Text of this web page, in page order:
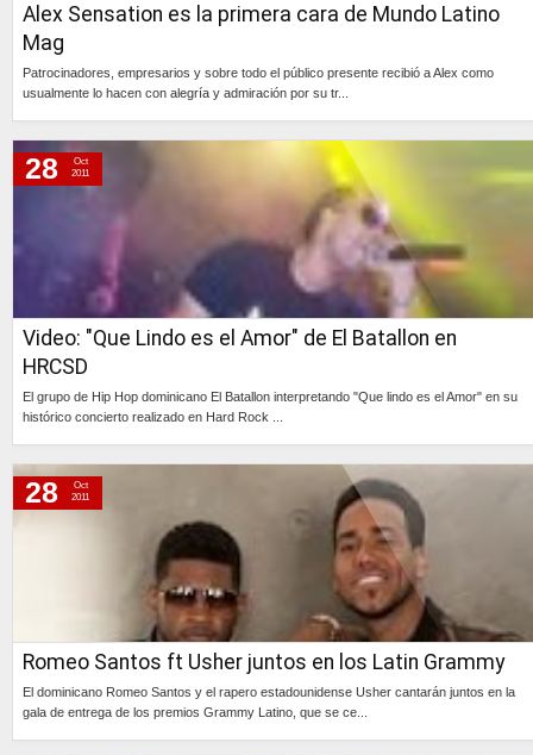
Alex Sensation es la primera cara de Mundo Latino
Mag
Patrocinadores, empresarios y sobre todo el público presente recibió a Alex como
usualmente lo hacen con alegría y admiración por su tr...
Video: "Que Lindo es el Amor" de El Batallon en
HRCSD
El grupo de Hip Hop dominicano El Batallon interpretando "Que lindo es el Amor" en su
histórico concierto realizado en Hard Rock ...
28
Oct
2011
Romeo Santos ft Usher juntos en los Latin Grammy
El dominicano Romeo Santos y el rapero estadounidense Usher cantarán juntos en la
gala de entrega de los premios Grammy Latino, que se ce...
28
Oct
2011